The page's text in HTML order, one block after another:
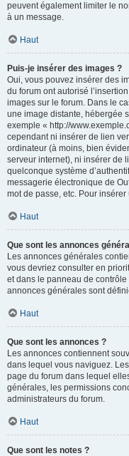
peuvent également limiter le
à un message.
Haut
Puis-je insérer des images ?
Oui, vous pouvez insérer des
du forum ont autorisé
images sur le forum. Dans le
une image distante, hébergée
exemple « http://
cependant ni insérer de lien
ordinateur (à moins, bien
serveur internet), ni insérer de
quelconque système
messagerie électronique de
mot de passe, etc. Pour
Haut
Que sont les annonces
Les annonces générales
vous devriez consulter en
et dans le panneau de
annonces générales sont
Haut
Que sont les annonces ?
Les annonces contiennent
dans lequel vous naviguez.
page du forum dans lequel
générales, les permissions
administrateurs du forum.
Haut
Que sont les notes ?